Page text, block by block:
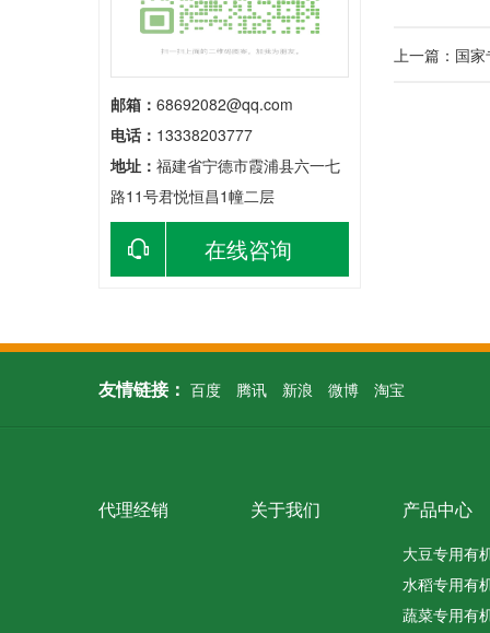
邮箱： 68692082@qq.com
电话： 13338203777
地址： 福建省宁德市霞浦县六一七
路11号君悦恒昌1幢二层
在线咨询
上一篇：国
友情链接： 百度 腾讯 新浪 微博 淘宝
代理经销 关于我们 产品中心
大豆专用有
水稻专用有
蔬菜专用有